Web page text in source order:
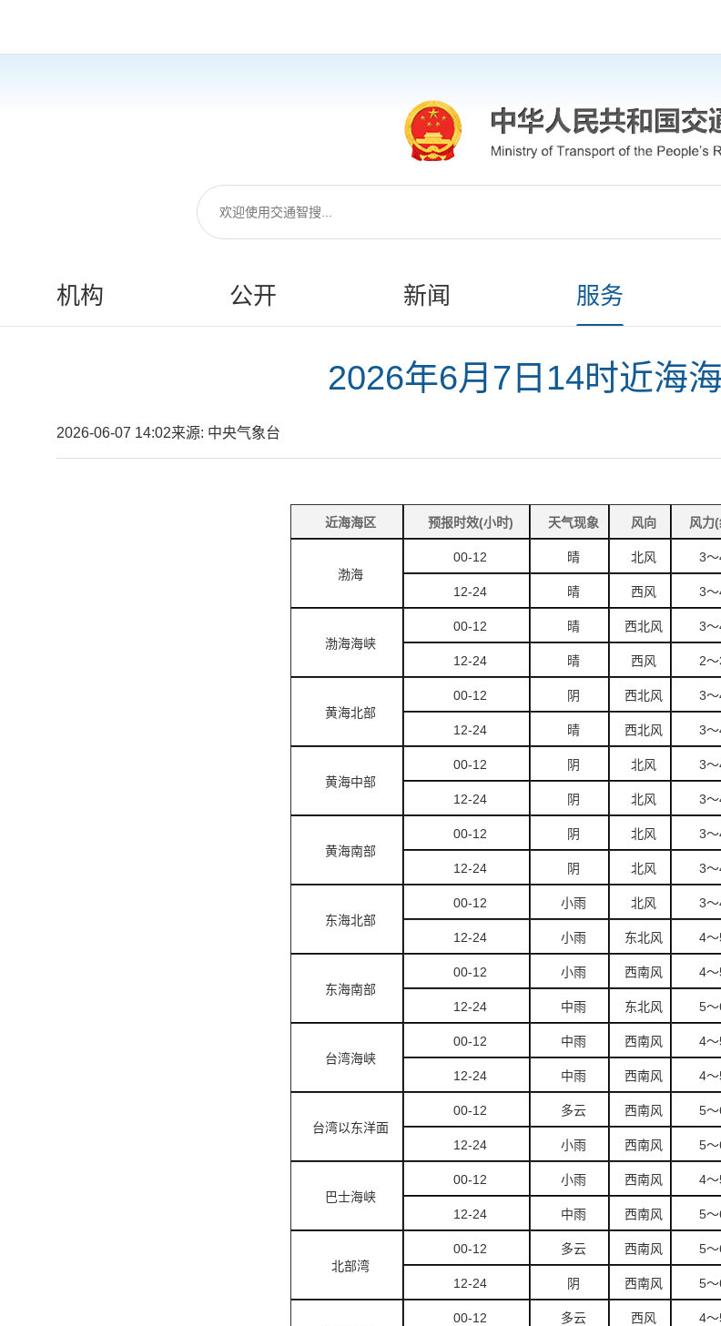
机构 公开 新闻 服务
2026年6月7日14时近海
2026-06-07 14:02来源: 中央气象台
近海海区 预报时效(小时) 天气现象 风向 风力
渤海
00-12 晴 北风 3
12-24 晴 西风 3
渤海海峡
00-12 晴 西北风 3
12-24 晴 西风 2～
黄海北部
00-12 阴 西北风 3
12-24 晴 西北风 3
黄海中部
00-12 阴 北风 3
12-24 阴 北风 3
黄海南部
00-12 阴 北风 3
12-24 阴 北风 3
东海北部
00-12 小雨 北风 3
12-24 小雨 东北风 4
东海南部
00-12 小雨 西南风 4
12-24 中雨 东北风 5～
台湾海峡
00-12 中雨 西南风 4
12-24 中雨 西南风 4
台湾以东洋面
00-12 多云 西南风 5～
12-24 小雨 西南风 5～
巴士海峡
00-12 小雨 西南风 4
12-24 中雨 西南风 5～
北部湾
00-12 多云 西南风 5～
12-24 阴 西南风 5～
00-12 多云 西风 4